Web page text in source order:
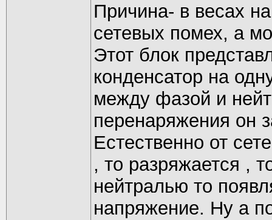
Причина- в весах
сетевых помех, а
Этот блок
конденсатор на
между фазой и
перенаряжения он
Естественно от
, то разряжается ,
нейтралью то
напряжение. Ну а